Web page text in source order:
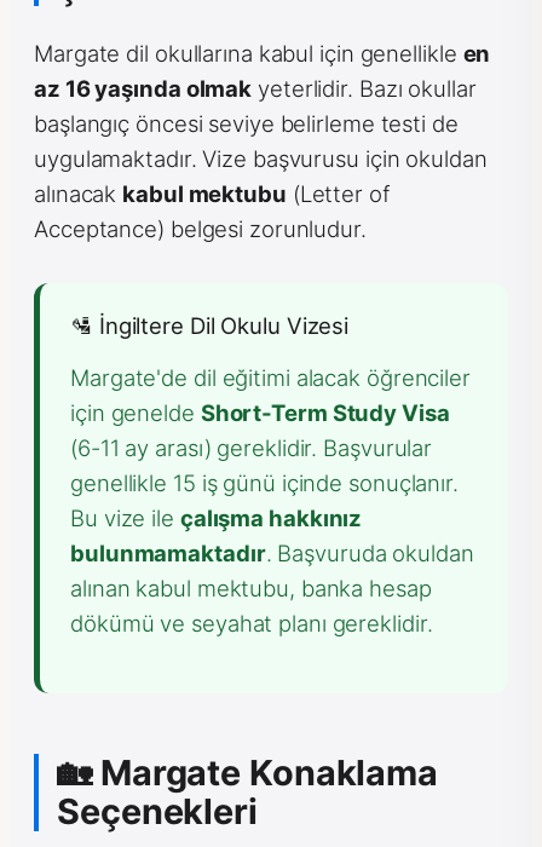
Margate dil okullarına kabul için genellikle en
az 16 yaşında olmak yeterlidir. Bazı okullar
başlangıç öncesi seviye belirleme testi de
uygulamaktadır. Vize başvurusu için okuldan
alınacak kabul mektubu (Letter of
Acceptance) belgesi zorunludur.
🛂 İngiltere Dil Okulu Vizesi
Margate'de dil eğitimi alacak öğrenciler
için genelde Short-Term Study Visa
(6-11 ay arası) gereklidir. Başvurular
genellikle 15 iş günü içinde sonuçlanır.
Bu vize ile çalışma hakkınız
bulunmamaktadır. Başvuruda okuldan
alınan kabul mektubu, banka hesap
dökümü ve seyahat planı gereklidir.
🏡 Margate Konaklama
Seçenekleri